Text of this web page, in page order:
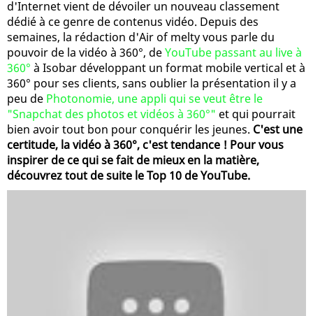
d'Internet vient de dévoiler un nouveau classement
dédié à ce genre de contenus vidéo. Depuis des
semaines, la rédaction d'Air of melty vous parle du
pouvoir de la vidéo à 360°, deYouTube passant au live à
360° à Isobar développant un format mobile vertical et à
360° pour ses clients, sans oublier la présentation il y a
peu de Photonomie, une appli qui se veut être le
"Snapchat des photos et vidéos à 360°" et qui pourrait
bien avoir tout bon pour conquérir les jeunes. C'est une
certitude, la vidéo à 360°, c'est tendance ! Pour vous
inspirer de ce qui se fait de mieux en la matière,
découvrez tout de suite le Top 10 de YouTube.